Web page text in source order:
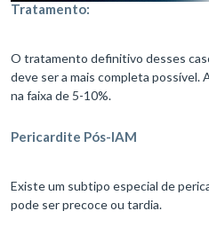
Tratamento:
O tratamento definitivo desses
deve ser a mais completa possível.
na faixa de 5-10%.
Pericardite Pós-IAM
Existe um subtipo especial de
pode ser precoce ou tardia.